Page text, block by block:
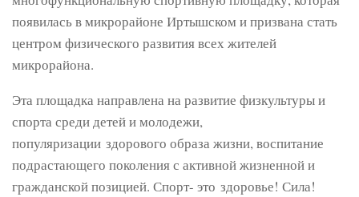
появилась в микрорайоне Иртышском и призвана стать
центром физического развития всех жителей
микрорайона.
Эта площадка направлена на развитие физкультуры и
спорта среди детей и молодежи,
популяризации здорового образа жизни, воспитание
подрастающего поколения с активной жизненной и
гражданской позицией. Спорт- это здоровье! Сила!